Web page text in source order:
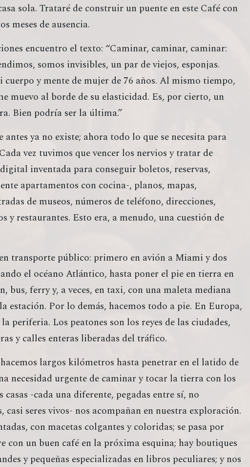
sola. Trataré de construir un puente en este Café con
meses de ausencia.
encuentro el texto: “Caminar, caminar, caminar:
somos invisibles, un par de viejos, esponjas.
y mente de mujer de 76 años. Al mismo tiempo,
muevo al borde de su elasticidad. Es, por cierto, un
Bien podría ser la última.”
ya no existe; ahora todo lo que se necesita para
vez tuvimos que vencer los nervios y tratar de
inventada para conseguir boletos, reservas,
apartamentos con cocina-, planos, mapas,
de museos, números de teléfono, direcciones,
y restaurantes. Esto era, a menudo, una cuestión de
transporte público: primero en avión a Miami y dos
el océano Atlántico, hasta poner el pie en tierra en
bus, ferry y, a veces, en taxi, con una maleta mediana
estación. Por lo demás, hacemos todo a pie. En Europa,
periferia. Los peatones son los reyes de las ciudades,
y calles enteras liberadas del tráfico.
largos kilómetros hasta penetrar en el latido de
necesidad urgente de caminar y tocar la tierra con los
casas -cada una diferente, pegadas entre sí, no
casi seres vivos- nos acompañan en nuestra exploración.
con macetas colgantes y coloridas; se pasa por
con un buen café en la próxima esquina; hay boutiques
y pequeñas especializadas en libros peculiares; y nos